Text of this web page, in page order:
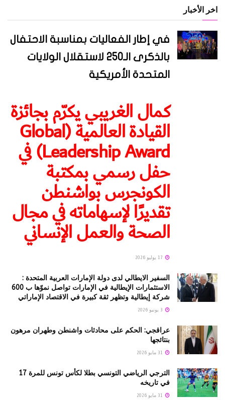
اخر الأخبار
في إطار الفعاليات بمناسبة الاحتفال
بالذكرى الـ250 لاستقلال الولايات
المتحدة الأمريكية
كمال الغريبي يكرّم بجائزة
القيادة العالمية (Global
Leadership Award) في
حفل رسمي بمكتبة
الكونجرس بواشنطن
تقديرًا لإسهاماته في مجال
الصحة والعمل الإنساني
السفير الايطالي لدى دولة الإمارات العربية المتحدة :
الاستثمارات الإيطالية في الإمارات تواصل نموّها ب 600
شركة إيطالية وتظهر ثقة كبيرة في الاقتصاد الإماراتي
عراقجي: الحكم على محادثات واشنطن وطهران مرهون
بنتائجها
الترجي الرياضي التونسي بطلا لكأس تونس للمرة 17
في تاريخه